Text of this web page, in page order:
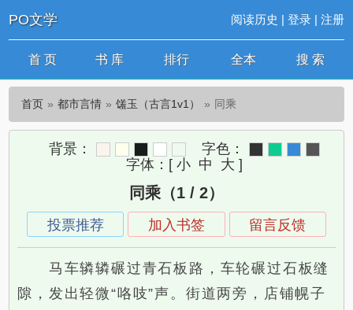
PO文学 阅读历史 | 登录| 注册
首 页 书 库 排行 全本 搜 索
首页 都市言情 馐玉（古言1v1） 同乘
背景：
字色：
字体： [ 小 中 大 ]
同乘（1 / 2）
投票推荐 加入书签 留言反馈
马车辚辚碾过青石板路，车轮碾过石板缝
隙，发出轻微“咯吱”声。街道两旁，店铺幌子